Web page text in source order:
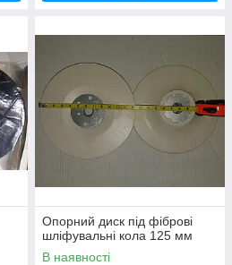
Опорний диск під фіброві
шліфувальні кола 125 мм
В наявності